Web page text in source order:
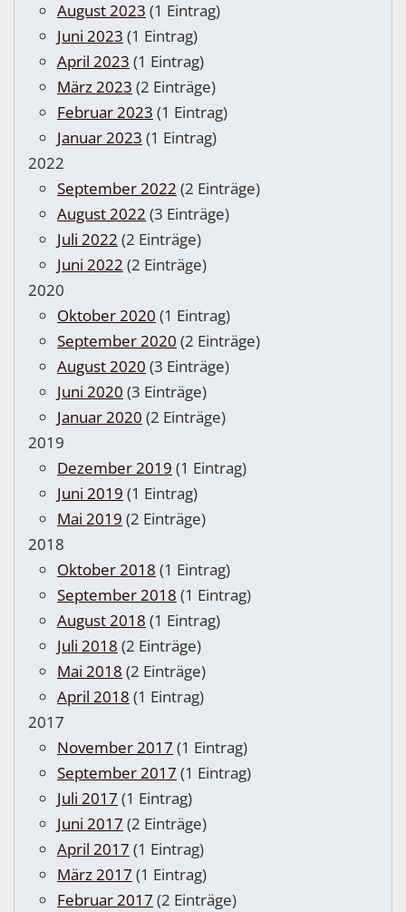
August 2023 (1 Eintrag)
Juni 2023 (1 Eintrag)
April 2023 (1 Eintrag)
März 2023 (2 Einträge)
Februar 2023 (1 Eintrag)
Januar 2023 (1 Eintrag)
2022
September 2022 (2 Einträge)
August 2022 (3 Einträge)
Juli 2022 (2 Einträge)
Juni 2022 (2 Einträge)
2020
Oktober 2020 (1 Eintrag)
September 2020 (2 Einträge)
August 2020 (3 Einträge)
Juni 2020 (3 Einträge)
Januar 2020 (2 Einträge)
2019
Dezember 2019 (1 Eintrag)
Juni 2019 (1 Eintrag)
Mai 2019 (2 Einträge)
2018
Oktober 2018 (1 Eintrag)
September 2018 (1 Eintrag)
August 2018 (1 Eintrag)
Juli 2018 (2 Einträge)
Mai 2018 (2 Einträge)
April 2018 (1 Eintrag)
2017
November 2017 (1 Eintrag)
September 2017 (1 Eintrag)
Juli 2017 (1 Eintrag)
Juni 2017 (2 Einträge)
April 2017 (1 Eintrag)
März 2017 (1 Eintrag)
Februar 2017 (2 Einträge)